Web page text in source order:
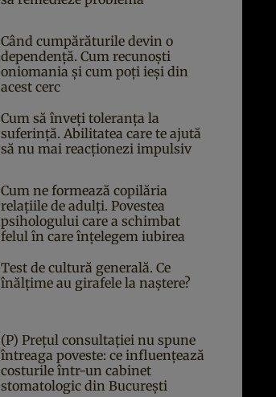
Când cumpărăturile devin o
dependență. Cum recunoști
oniomania și cum poți ieși din
acest cerc
Cum să înveți toleranța la
suferință. Abilitatea care te ajută
să nu mai reacționezi impulsiv
Cum ne formează copilăria
relațiile de adulți. Povestea
psihologului care a schimbat
felul în care înțelegem iubirea
Test de cultură generală. Ce
înălțime au girafele la naștere?
(P) Prețul consultației nu spune
întreaga poveste: ce influențează
costurile într-un cabinet
stomatologic din București